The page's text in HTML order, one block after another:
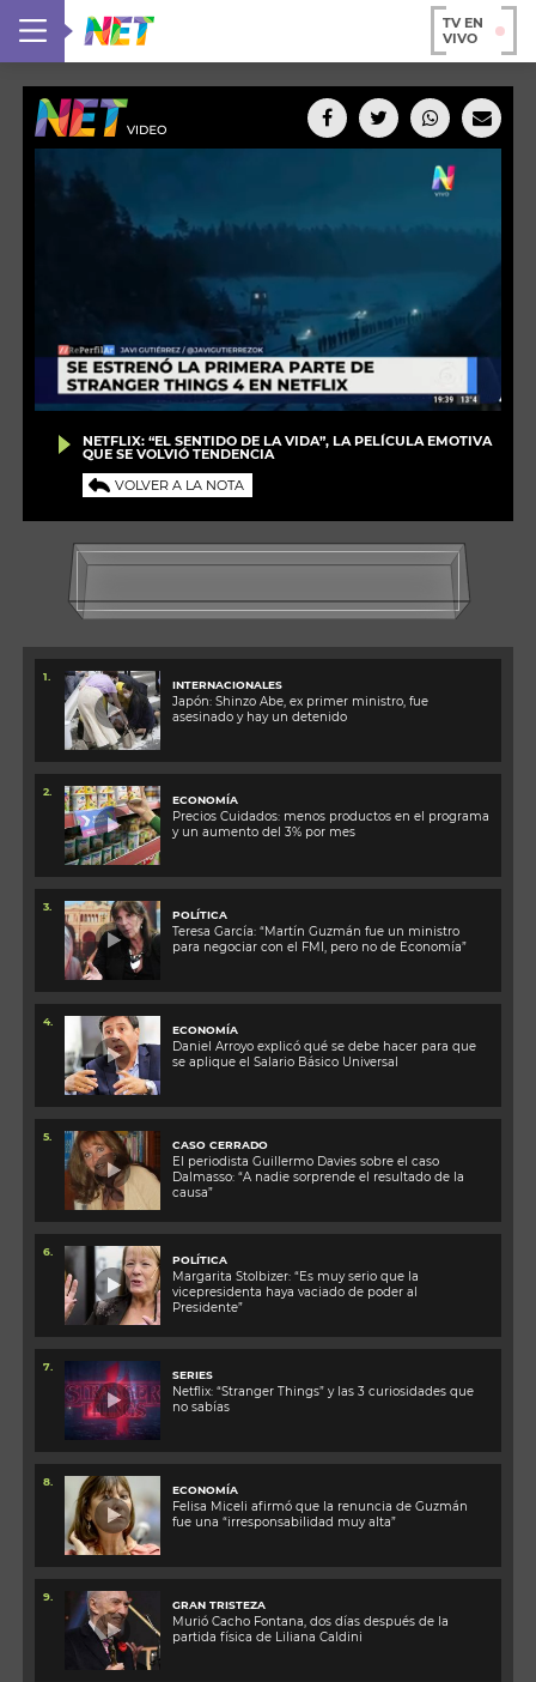
TV EN
VIVO
NETFLIX: “EL SENTIDO DE LA VIDA”, LA PELÍCULA EMOTIVA
QUE SE VOLVIÓ TENDENCIA
VOLVER A LA NOTA
1.
INTERNACIONALES
Japón: Shinzo Abe, ex primer ministro, fue
asesinado y hay un detenido
2.
ECONOMÍA
Precios Cuidados: menos productos en el programa
y un aumento del 3% por mes
3.
POLÍTICA
Teresa García: “Martín Guzmán fue un ministro
para negociar con el FMI, pero no de Economía”
4.
ECONOMÍA
Daniel Arroyo explicó qué se debe hacer para que
se aplique el Salario Básico Universal
5.
CASO CERRADO
El periodista Guillermo Davies sobre el caso
Dalmasso: “A nadie sorprende el resultado de la
causa”
6.
POLÍTICA
Margarita Stolbizer: “Es muy serio que la
vicepresidenta haya vaciado de poder al
Presidente”
7.
SERIES
Netflix: “Stranger Things” y las 3 curiosidades que
no sabías
8.
ECONOMÍA
Felisa Miceli afirmó que la renuncia de Guzmán
fue una “irresponsabilidad muy alta”
9.
GRAN TRISTEZA
Murió Cacho Fontana, dos días después de la
partida física de Liliana Caldini